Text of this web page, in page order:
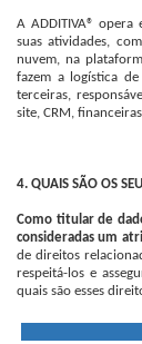
A ADDITIVA® opera
suas atividades,
nuvem, na
fazem a logística
terceiras,
site, CRM,
4. QUAIS SÃO OS
Como titular de
consideradas um
de direitos
respeitá-los e
quais são esses